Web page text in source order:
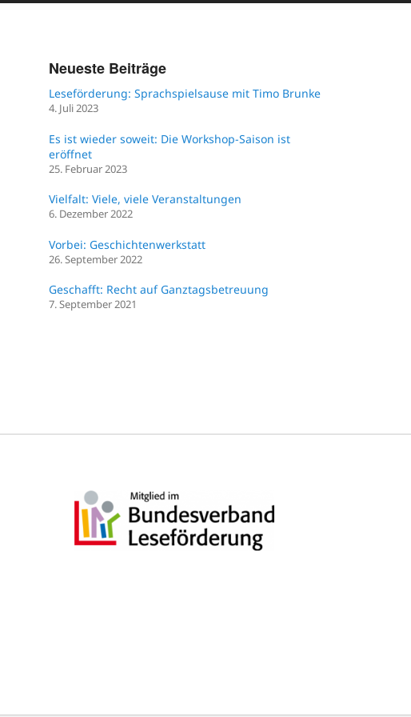
Neueste Beiträge
Leseförderung: Sprachspielsause mit Timo Brunke
4. Juli 2023
Es ist wieder soweit: Die Workshop-Saison ist
eröffnet
25. Februar 2023
Vielfalt: Viele, viele Veranstaltungen
6. Dezember 2022
Vorbei: Geschichtenwerkstatt
26. September 2022
Geschafft: Recht auf Ganztagsbetreuung
7. September 2021